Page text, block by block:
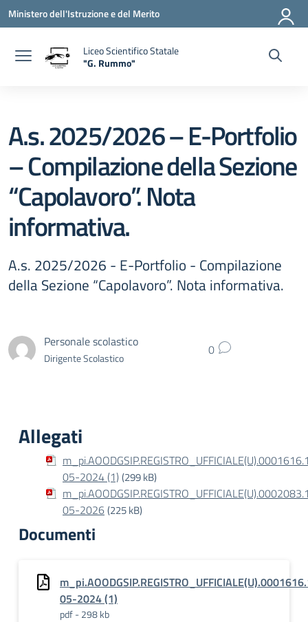
Vai ai contenuti
Vai al menu di navigazione
Vai al footer
Ministero dell'Istruzione e del Merito
Liceo Scientifico Statale
"G. Rummo"
A.s. 2025/2026 – E-Portfolio
– Compilazione della Sezione
“Capolavoro”. Nota
informativa.
A.s. 2025/2026 - E-Portfolio - Compilazione
della Sezione “Capolavoro”. Nota informativa.
Personale scolastico
Dirigente Scolastico 0
Allegati
05-2024 (1)(299 kB)
05-2026(225 kB)
Documenti
05-2024 (1)
pdf - 298 kb